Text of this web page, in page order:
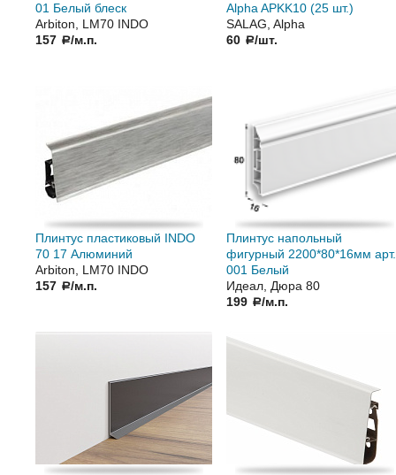
01 Белый блеск
Arbiton, LM70 INDO
157 a/м.п.
Alpha APKK10 (25 шт.)
SALAG, Alpha
60 a/шт.
Плинтус пластиковый INDO
70 17 Алюминий
Arbiton, LM70 INDO
157 a/м.п.
Плинтус напольный
фигурный 2200*80*16мм арт.
001 Белый
Идеал, Дюра 80
199 a/м.п.